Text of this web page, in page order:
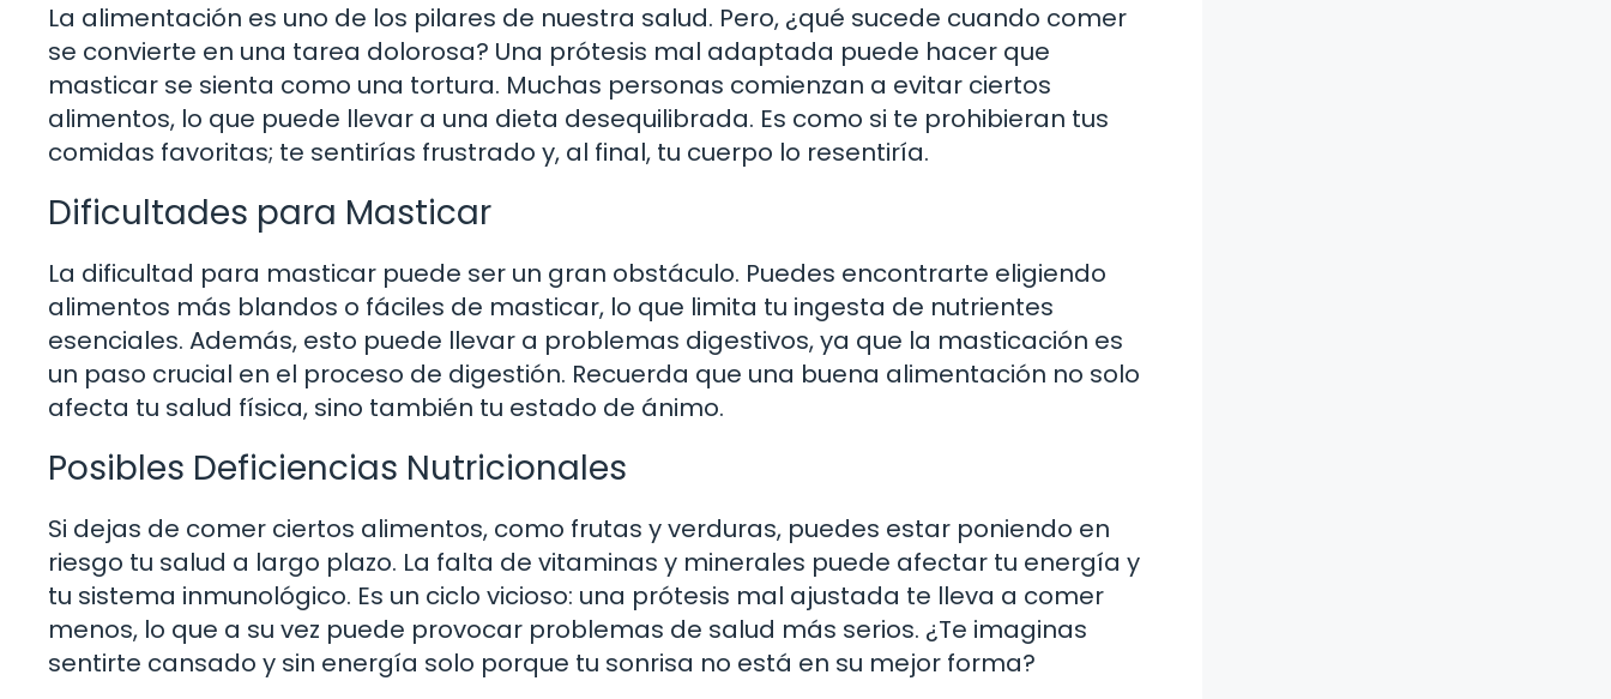
La alimentación es uno de los pilares de nuestra salud. Pero, ¿qué sucede cuando comer
se convierte en una tarea dolorosa? Una prótesis mal adaptada puede hacer que
masticar se sienta como una tortura. Muchas personas comienzan a evitar ciertos
alimentos, lo que puede llevar a una dieta desequilibrada. Es como si te prohibieran tus
comidas favoritas; te sentirías frustrado y, al final, tu cuerpo lo resentiría.
Dificultades para Masticar
La dificultad para masticar puede ser un gran obstáculo. Puedes encontrarte eligiendo
alimentos más blandos o fáciles de masticar, lo que limita tu ingesta de nutrientes
esenciales. Además, esto puede llevar a problemas digestivos, ya que la masticación es
un paso crucial en el proceso de digestión. Recuerda que una buena alimentación no solo
afecta tu salud física, sino también tu estado de ánimo.
Posibles Deficiencias Nutricionales
Si dejas de comer ciertos alimentos, como frutas y verduras, puedes estar poniendo en
riesgo tu salud a largo plazo. La falta de vitaminas y minerales puede afectar tu energía y
tu sistema inmunológico. Es un ciclo vicioso: una prótesis mal ajustada te lleva a comer
menos, lo que a su vez puede provocar problemas de salud más serios. ¿Te imaginas
sentirte cansado y sin energía solo porque tu sonrisa no está en su mejor forma?